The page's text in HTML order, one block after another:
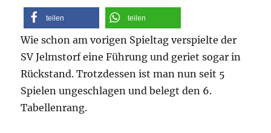
teilen teilen
Wie schon am vorigen Spieltag verspielte der
SV Jelmstorf eine Führung und geriet sogar in
Rückstand. Trotzdessen ist man nun seit 5
Spielen ungeschlagen und belegt den 6.
Tabellenrang.